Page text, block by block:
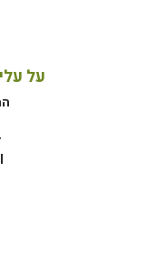
על